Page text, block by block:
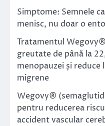
Simptome: Semnele
menisc, nu doar o
Tratamentul
greutate de până la
menopauzei și
migrene
Wegovy®
pentru reducerea
accident vascular